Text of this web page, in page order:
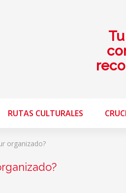
RUTAS CULTURALES
organizado?